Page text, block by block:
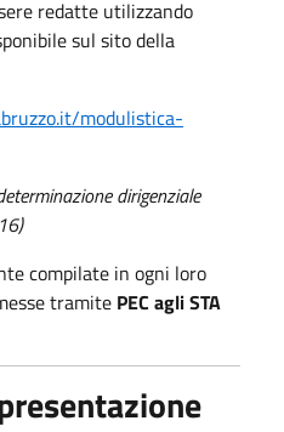
redatte utilizzando
sul sito della
modulistica-
dirigenziale
compilate in ogni loro
tramite PEC agli STA